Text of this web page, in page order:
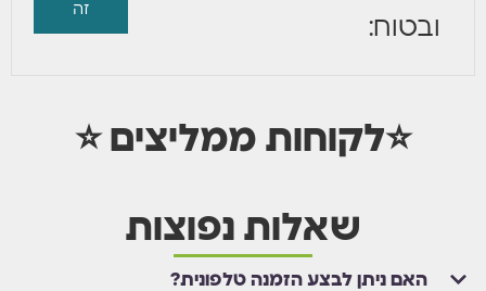
ובטוח:
זה
⭐לקוחות ממליצים ⭐
שאלות נפוצות
האם ניתן לבצע הזמנה טלפונית?